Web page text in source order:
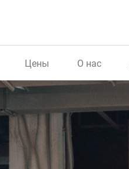
Цены О нас